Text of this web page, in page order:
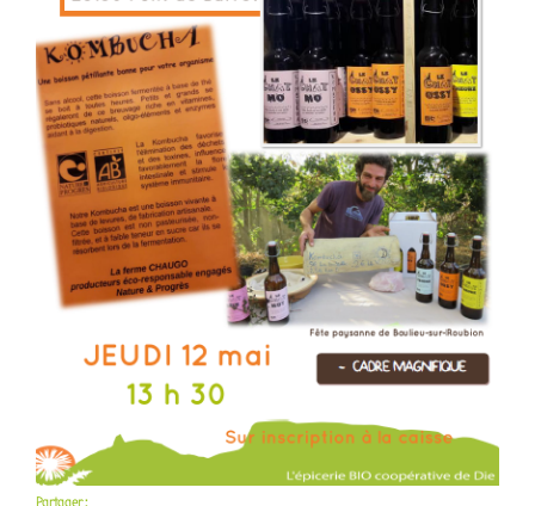
Partager :